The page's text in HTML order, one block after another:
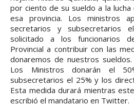
por ciento de su sueldo a la
esa provincia. Los ministros
secretarios y subsecretarios
solicitado a los funcionarios
Provincial a contribuir con las
donaremos de nuestros
Los Ministros donarán el
subsecretarios el 25% y los
Esta medida durará mientras
escribió el mandatario en Twitter.